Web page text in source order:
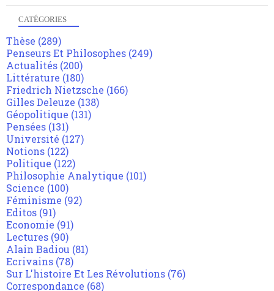
CATÉGORIES
Thèse (289)
Penseurs Et Philosophes (249)
Actualités (200)
Littérature (180)
Friedrich Nietzsche (166)
Gilles Deleuze (138)
Géopolitique (131)
Pensées (131)
Université (127)
Notions (122)
Politique (122)
Philosophie Analytique (101)
Science (100)
Féminisme (92)
Editos (91)
Economie (91)
Lectures (90)
Alain Badiou (81)
Ecrivains (78)
Sur L'histoire Et Les Révolutions (76)
Correspondance (68)